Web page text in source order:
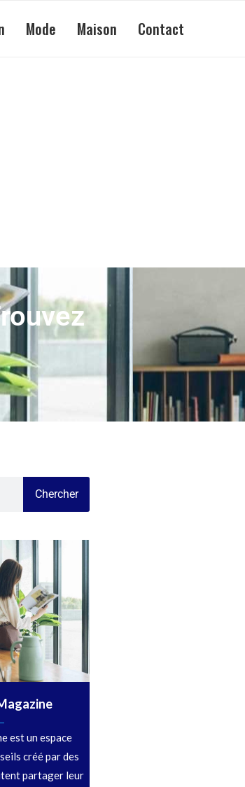
Mode Maison Contact
Chercher
est un espace
créé par des
partager leur